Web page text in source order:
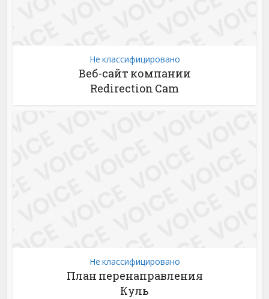
Не классифицировано
Веб-сайт компании
Redirection Cam
Не классифицировано
План перенаправления
Куль